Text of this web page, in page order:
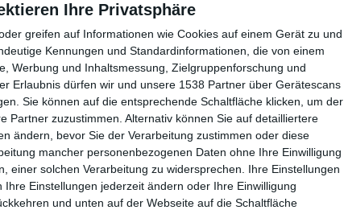
Ihre Privatsphäre
greifen auf Informationen wie Cookies auf einem Gerät zu und
Kennungen und Standardinformationen, die von einem
Werbung und Inhaltsmessung, Zielgruppenforschung und
Erlaubnis dürfen wir und unsere 1538 Partner über Gerätescans
Sie können auf die entsprechende Schaltfläche klicken, um der
Partner zuzustimmen. Alternativ können Sie auf detailliertere
ändern, bevor Sie der Verarbeitung zustimmen oder diese
mancher personenbezogenen Daten ohne Ihre Einwilligung
einer solchen Verarbeitung zu widersprechen. Ihre Einstellungen
Einstellungen jederzeit ändern oder Ihre Einwilligung
und unten auf der Webseite auf die Schaltfläche
Wikipedia